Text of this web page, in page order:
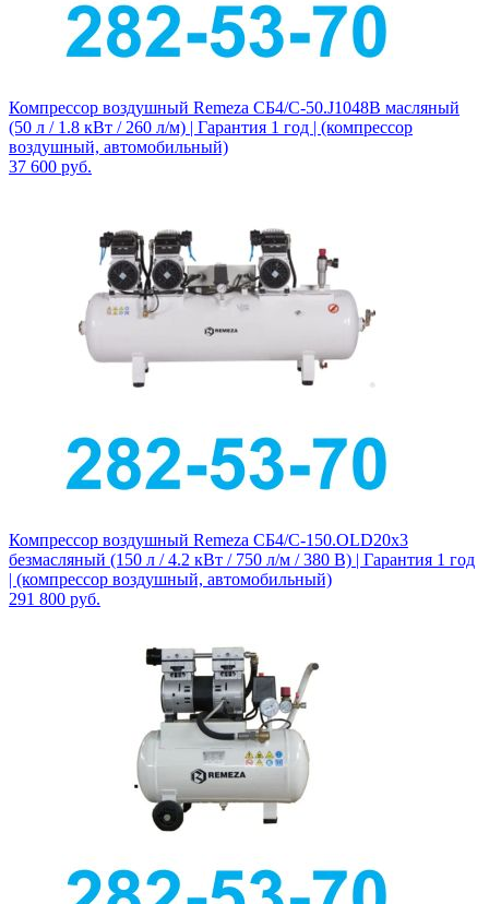
Компрессор воздушный Remeza СБ4/С-50.J1048B масляный
(50 л / 1.8 кВт / 260 л/м) | Гарантия 1 год | (компрессор
воздушный, автомобильный)
37 600 руб.
Компрессор воздушный Remeza СБ4/С-150.OLD20x3
безмасляный (150 л / 4.2 кВт / 750 л/м / 380 В) | Гарантия 1 год
| (компрессор воздушный, автомобильный)
291 800 руб.